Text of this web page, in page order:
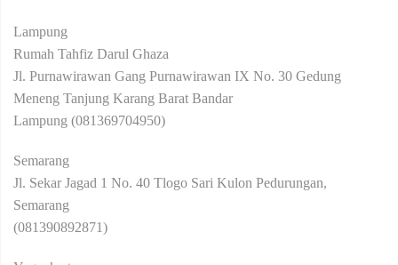
Lampung
Rumah Tahfiz Darul Ghaza
Jl. Purnawirawan Gang Purnawirawan IX No. 30 Gedung
Meneng Tanjung Karang Barat Bandar
Lampung (081369704950)
Semarang
Jl. Sekar Jagad 1 No. 40 Tlogo Sari Kulon Pedurungan,
Semarang
(081390892871)